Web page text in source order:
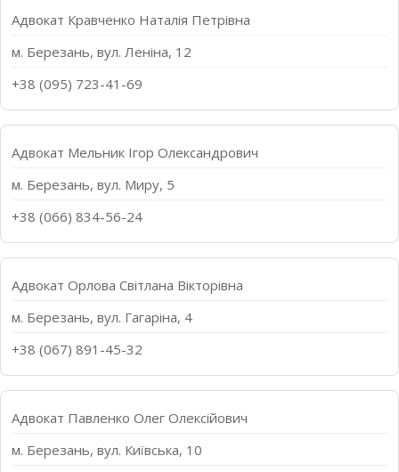
Адвокат Кравченко Наталія Петрівна
м. Березань, вул. Леніна, 12
+38 (095) 723-41-69
Адвокат Мельник Ігор Олександрович
м. Березань, вул. Миру, 5
+38 (066) 834-56-24
Адвокат Орлова Світлана Вікторівна
м. Березань, вул. Гагаріна, 4
+38 (067) 891-45-32
Адвокат Павленко Олег Олексійович
м. Березань, вул. Київська, 10